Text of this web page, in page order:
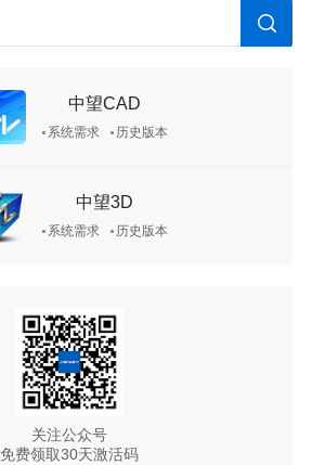
中望CAD
系统需求 历史版本
中望3D
系统需求 历史版本
关注公众号
免费领取30天激活码